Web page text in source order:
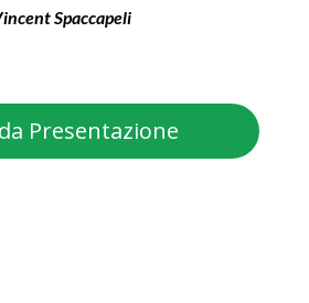
Spaccapeli
Presentazione